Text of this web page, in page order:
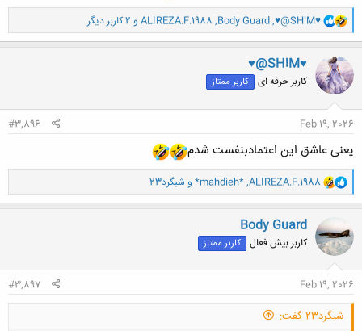
و
ا
ک
ش
ه
:
♥@SH!M♥
,
Body Guard
,
ALIREZA.F.1988 و 2 کاربر دیگر
♥@SH!M♥
کاربر حرفه ای کاربر ممتاز
Feb 19, 2026
#3,896
یعنی عاشق این اعتمادبنفست شدم
و
ا
ک
ش
ه
:
ALIREZA.F.1988
,
*mahdieh* و شبگرد23
Body Guard
کاربر بیش فعال کاربر ممتاز
Feb 19, 2026
#3,897
شبگرد23 گفت: